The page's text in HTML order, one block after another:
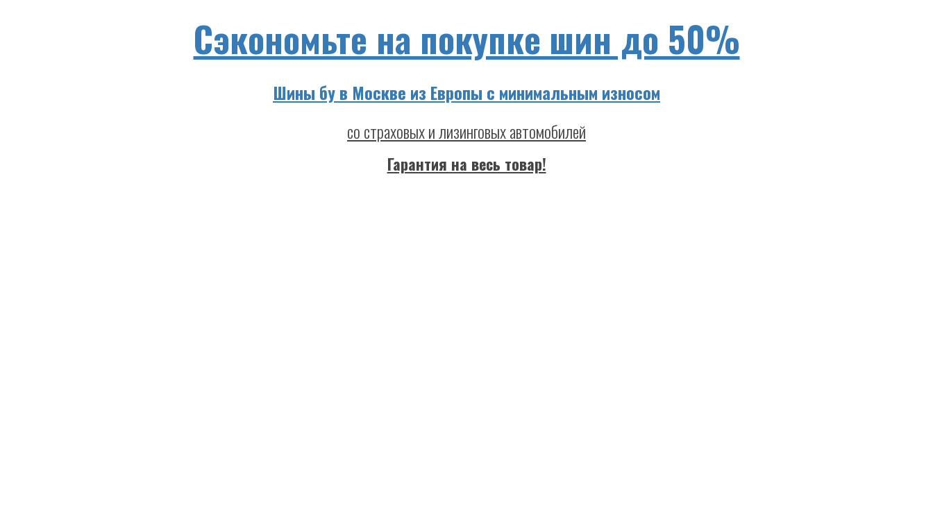
Сэкономьте на покупке шин до 50%
Шины бу в Москве из Европы с минимальным износом
со страховых и лизинговых автомобилей
Гарантия на весь товар!